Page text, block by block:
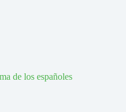
de los españoles